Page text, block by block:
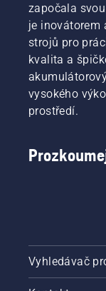
započala
je inovátorem
strojů pro
kvalita a
vysokého
prostředí.
Vyhledávač